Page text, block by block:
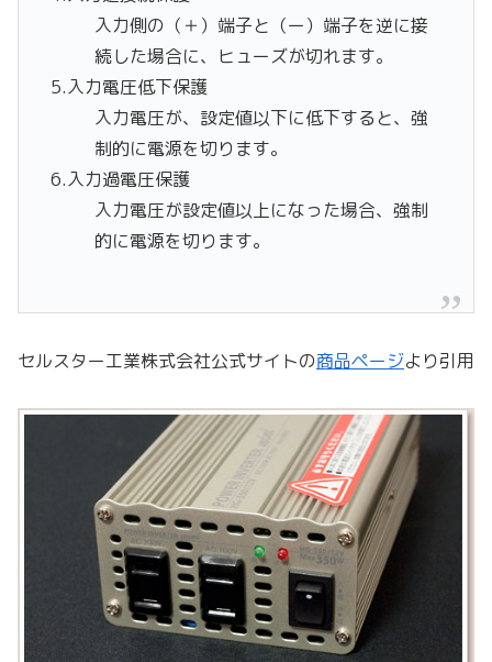
入力側の（＋）端子と（ー）端子を逆に接
続した場合に、ヒューズが切れます。
5.入力電圧低下保護
入力電圧が、設定値以下に低下すると、強
制的に電源を切ります。
6.入力過電圧保護
入力電圧が設定値以上になった場合、強制
的に電源を切ります。
セルスター工業株式会社公式サイトの商品ページより引用